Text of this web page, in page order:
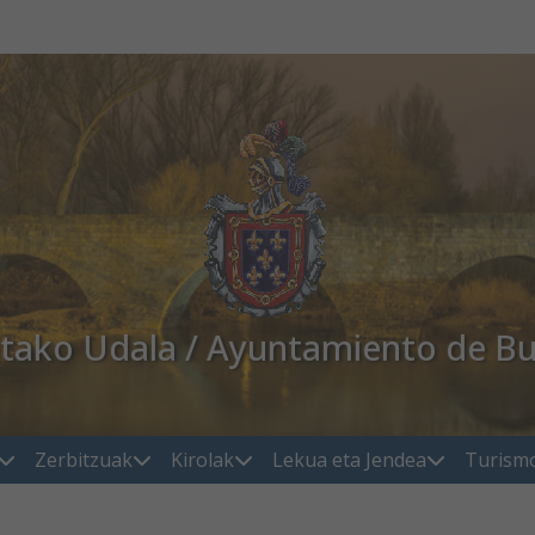
Udala / Ayuntamiento de
Zerbitzuak Kirolak Lekua eta Jendea